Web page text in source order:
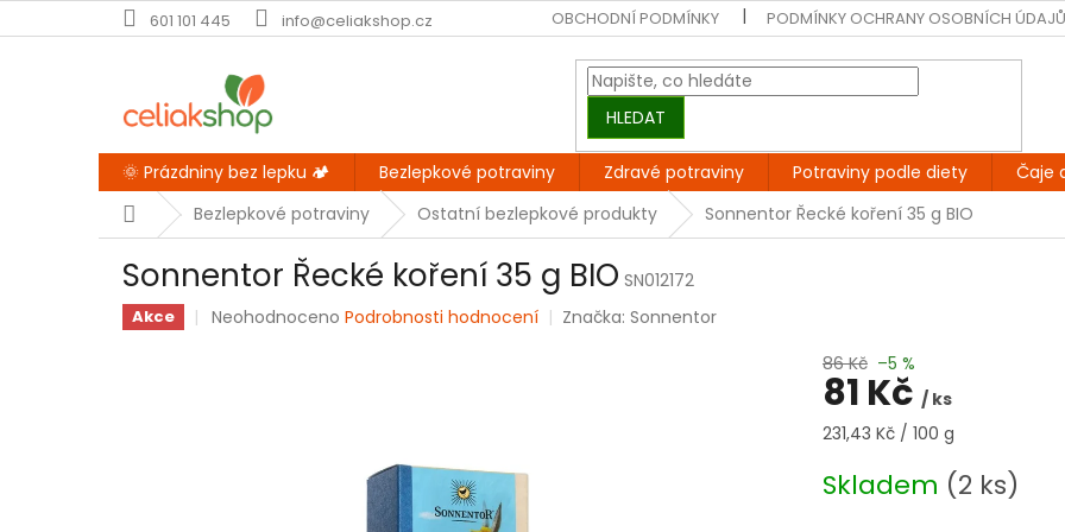
na
601 101 445 info@celiakshop.cz OBCHODNÍ PODMÍNKY PODMÍNKY OCHRANY OSOBNÍCH ÚDAJŮ
HLEDAT
🌞 Prázdniny bez lepku 🏕️ Bezlepkové potraviny Zdravé potraviny Potraviny podle diety Čaje
DomůBezlepkové potraviny Ostatní bezlepkové produkty Sonnentor Řecké koření 35 g BIO
Sonnentor Řecké koření 35 g BIO SN012172
Akce
Průměrné
Neohodnoceno Podrobnosti hodnocení Značka: Sonnentor
86 Kč –5 %
81 Kč / ks
Měrná
231,43 Kč / 100 g
Skladem (2 ks)